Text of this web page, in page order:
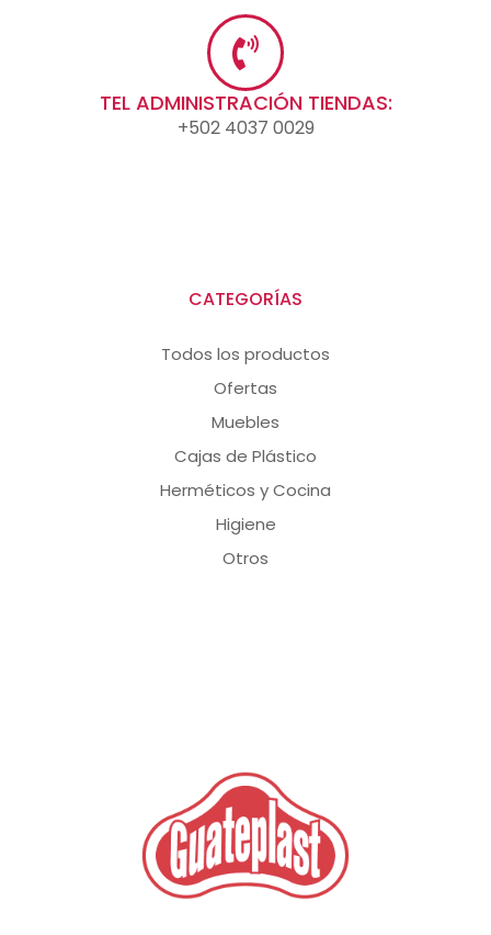
TEL ADMINISTRACIÓN TIENDAS:
+502 4037 0029
CATEGORÍAS
Todos los productos
Ofertas
Muebles
Cajas de Plástico
Herméticos y Cocina
Higiene
Otros